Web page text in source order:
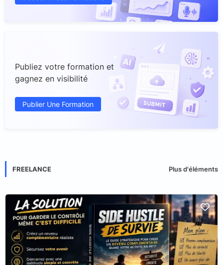
Publiez votre formation et
gagnez en visibilité
Publier Une Formation
FREELANCE Plus d'éléments